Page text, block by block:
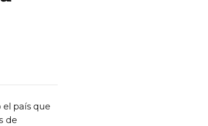
país que
de